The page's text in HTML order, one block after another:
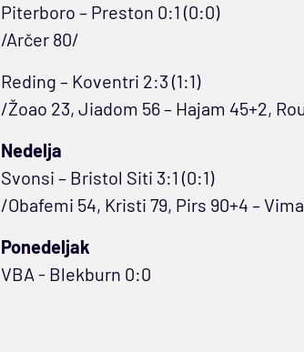
Piterboro – Preston 0:1 (0:0)
/Arčer 80/
Reding – Koventri 2:3 (1:1)
/Žoao 23, Jiadom 56 – Hajam 45+2,
Nedelja
Svonsi – Bristol Siti 3:1 (0:1)
/Obafemi 54, Kristi 79, Pirs 90+4 –
Ponedeljak
VBA - Blekburn 0:0